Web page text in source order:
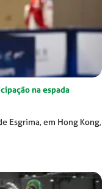
na espada
Esgrima, em Hong Kong,